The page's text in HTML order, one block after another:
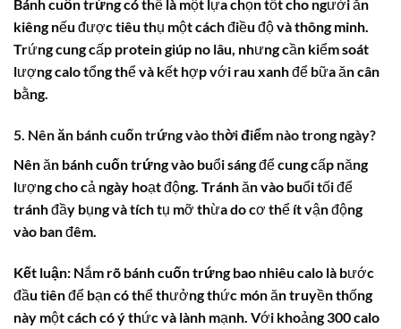
Bánh cuốn trứngcó thể là một lựa chọn tốt cho người ăn
kiêng nếu được tiêu thụ một cách điều độ và thông minh.
Trứng cung cấp protein giúp no lâu, nhưng cần kiểm soát
lượng calo tổng thể và kết hợp với rau xanh để bữa ăn cân
bằng.
5. Nên ăn bánh cuốn trứng vào thời điểm nào trong ngày?
Nên ăn bánh cuốn trứngvào buổi sáng để cung cấp năng
lượng cho cả ngày hoạt động. Tránh ăn vào buổi tối để
tránh đầy bụng và tích tụ mỡ thừa do cơ thể ít vận động
vào ban đêm.
Kết luận: Nắm rõ bánh cuốn trứng bao nhiêu calo là bước
đầu tiên để bạn có thể thưởng thức món ăn truyền thống
này một cách có ý thức và lành mạnh. Với khoảng 300 calo